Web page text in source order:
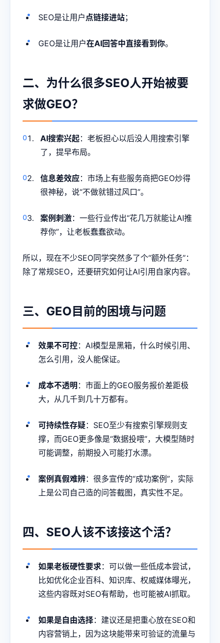
SEO是让用户点链接进站；
GEO是让用户在AI回答中直接看到你。
二、为什么很多SEO人开始被要
求做GEO？
AI搜索兴起：老板担心以后没人用搜索引擎
了，提早布局。
信息差效应：市场上有些服务商把GEO炒得
很神秘，说“不做就错过风口”。
案例刺激：一些行业传出“花几万就能让AI推
荐你”，让老板蠢蠢欲动。
所以，现在不少SEO同学突然多了个“额外任务”：
除了常规SEO，还要研究如何让AI引用自家内容。
三、GEO目前的困境与问题
效果不可控：AI模型是黑箱，什么时候引用、
怎么引用，没人能保证。
成本不透明 ：市面上的GEO服务报价差距极
大，从几千到几十万都有。
可持续性存疑：SEO至少有搜索引擎规则支
撑，而GEO更多像是“数据投喂”，大模型随时
可能调整，前期投入可能打水漂。
案例真假难辨：很多宣传的“成功案例”，实际
上是公司自己造的问答截图，真实性不足。
四、SEO人该不该接这个活？
如果老板硬性要求：可以做一些低成本尝试，
比如优化企业百科、知识库、权威媒体曝光，
这些内容既对SEO有帮助，也可能被AI抓取。
如果是自由选择：建议还是把重心放在SEO和
内容营销上，因为这块能带来可验证的流量与